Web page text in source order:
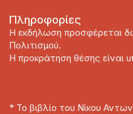
Πληροφορίες
Η εκδήλωση προσφέρεται
Πολιτισμού.
Η προκράτηση θέσης είναι
* Το βιβλίο του Νίκου